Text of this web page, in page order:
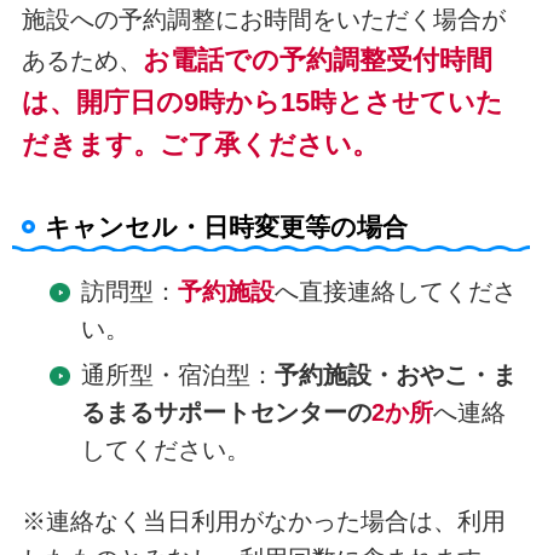
施設への予約調整にお時間をいただく場合が
あるため、 お電話での予約調整受付時間
は、開庁日の9時から15時とさせていた
だきます。ご了承ください。
キャンセル・日時変更等の場合
訪問型： 予約施設へ直接連絡してくださ
い。
通所型・宿泊型： 予約施設・おやこ・ま
るまるサポートセンターの2か所へ連絡
してください。
※連絡なく当日利用がなかった場合は、利用